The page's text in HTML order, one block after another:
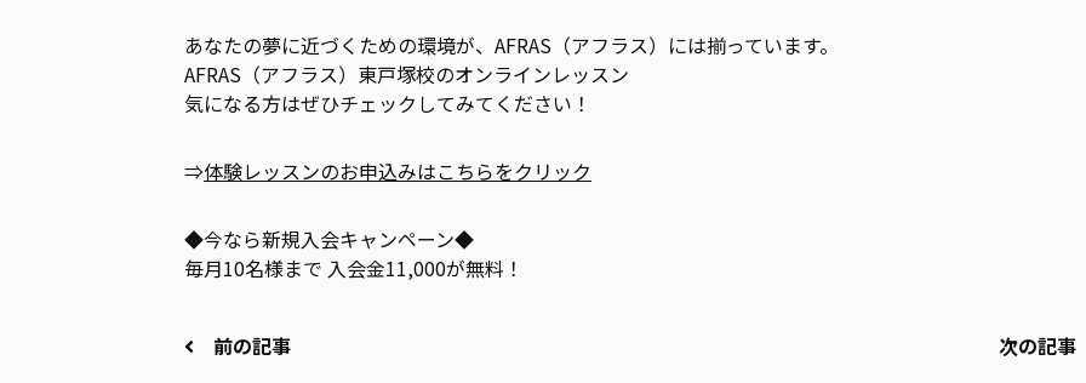
あなたの夢に近づくための環境が、AFRAS（アフラス）には揃っています。
AFRAS（アフラス）東戸塚校のオンラインレッスン
気になる方はぜひチェックしてみてください！
⇒体験レッスンのお申込みはこちらをクリック
◆今なら新規入会キャンペーン◆
毎月10名様まで 入会金11,000が無料！
前の記事 次の記事